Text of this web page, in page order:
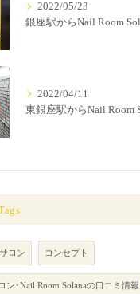
2022/05/23
銀座駅からNail Room
2022/04/11
東銀座駅からNail Room
ロン コンセプト
ン･Nail Room Solanaの口コミ情報